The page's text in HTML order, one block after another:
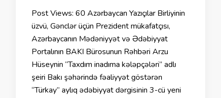
Post Views: 60 Azərbaycan Yazıçılar Birliyinin
üzvü, Gənclər üçün Prezident mükafatçısı,
Azərbaycanın Mədəniyyət və Ədəbiyyat
Portalının BAKI Bürosunun Rəhbəri Arzu
Hüseynin “Taxdım inadıma kələpçələri” adlı
şeiri Bakı şəhərində fəaliyyət göstərən
“Türkay” aylıq ədəbiyyat dərgisinin 3-cü yeni